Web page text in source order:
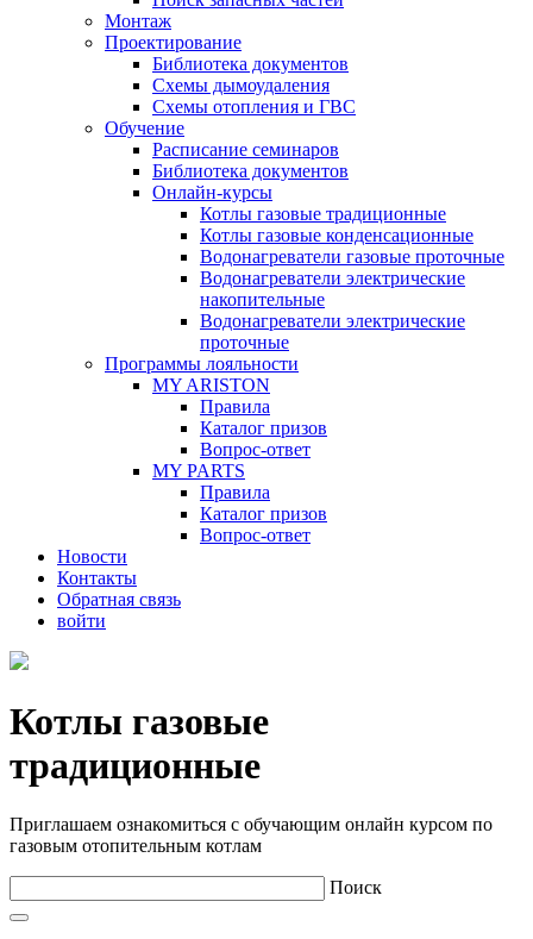
Монтаж
Проектирование
Библиотека документов
Схемы дымоудаления
Схемы отопления и ГВС
Обучение
Расписание семинаров
Библиотека документов
Онлайн-курсы
Котлы газовые традиционные
Котлы газовые конденсационные
Водонагреватели газовые проточные
Водонагреватели электрические
накопительные
Водонагреватели электрические
проточные
Программы лояльности
MY ARISTON
Правила
Каталог призов
Вопрос-ответ
MY PARTS
Правила
Каталог призов
Вопрос-ответ
Новости
Контакты
Обратная связь
войти
Котлы газовые
традиционные
Приглашаем ознакомиться с обучающим онлайн курсом по
газовым отопительным котлам
Поиск